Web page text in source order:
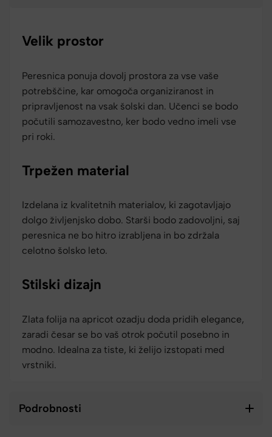
Velik prostor
Peresnica ponuja dovolj prostora za vse vaše
potrebščine, kar omogoča organiziranost in
pripravljenost na vsak šolski dan. Učenci se bodo
počutili samozavestno, ker bodo vedno imeli vse
pri roki.
Trpežen material
Izdelana iz kvalitetnih materialov, ki zagotavljajo
dolgo življenjsko dobo. Starši bodo zadovoljni, saj
peresnica ne bo hitro izrabljena in bo zdržala
celotno šolsko leto.
Stilski dizajn
Zlata folija na apricot ozadju doda pridih elegance,
zaradi česar se bo vaš otrok počutil posebno in
modno. Idealna za tiste, ki želijo izstopati med
vrstniki.
Podrobnosti